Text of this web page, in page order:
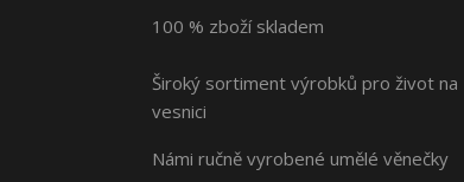
100 % zboží skladem
Široký sortiment výrobků pro život na
vesnici
Námi ručně vyrobené umělé věnečky